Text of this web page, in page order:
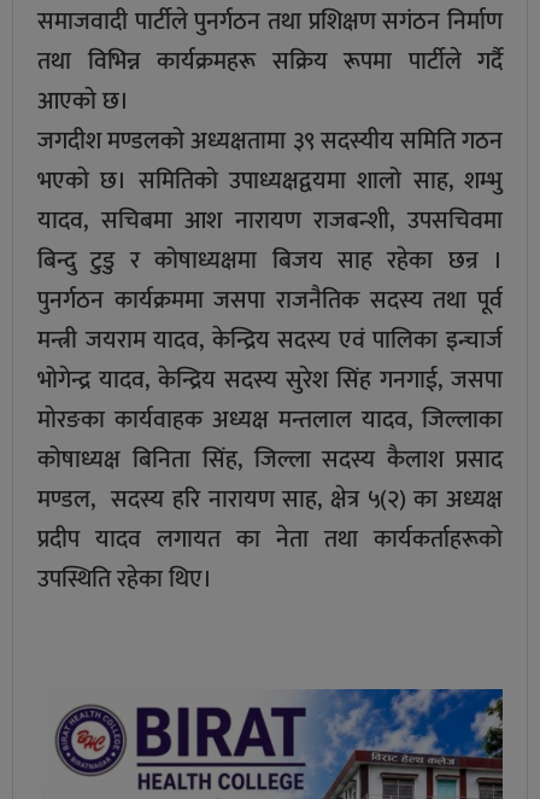
समाजवादी पार्टीले पुनर्गठन तथा प्रशिक्षण सगंठन निर्माण
तथा विभिन्न कार्यक्रमहरू सक्रिय रूपमा पार्टीले गर्दै
आएकाे छ।
जगदीश मण्डलको अध्यक्षतामा ३९ सदस्यीय समिति गठन
भएकाे छ। समितिको उपाध्यक्षद्वयमा शालो साह, शम्भु
यादव, सचिबमा आश नारायण राजबन्शी, उपसचिवमा
बिन्दु टुडु र कोषाध्यक्षमा बिजय साह रहेका छन्र ।
पुनर्गठन कार्यक्रममा जसपा राजनैतिक सदस्य तथा पूर्व
मन्त्री जयराम यादव, केन्द्रिय सदस्य एवं पालिका इन्चार्ज
भोगेन्द्र यादव, केन्द्रिय सदस्य सुरेश सिंह गनगाई, जसपा
माेरङका कार्यवाहक अध्यक्ष मन्तलाल यादव, जिल्लाका
कोषाध्यक्ष बिनिता सिंह, जिल्ला सदस्य कैलाश प्रसाद
मण्डल, सदस्य हरि नारायण साह, क्षेत्र ५(२) का अध्यक्ष
प्रदीप यादव लगायत का नेता तथा कार्यकर्ताहरूकाे
उपस्थिति रहेका थिए।